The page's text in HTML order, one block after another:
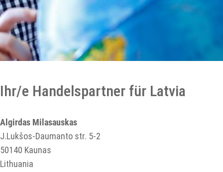
Ihr/e Handelspartner für Latvia
Algirdas Milasauskas
J.Lukšos-Daumanto str. 5-2
50140 Kaunas
Lithuania